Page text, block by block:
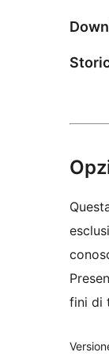
fini di